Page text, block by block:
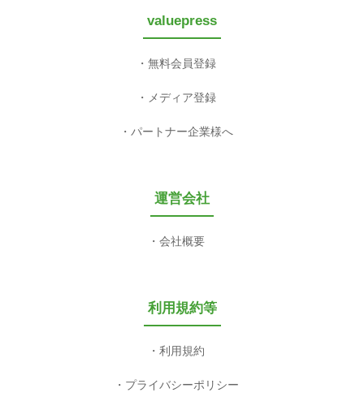
valuepress
無料会員登録
メディア登録
パートナー企業様へ
運営会社
会社概要
利用規約等
利用規約
プライバシーポリシー